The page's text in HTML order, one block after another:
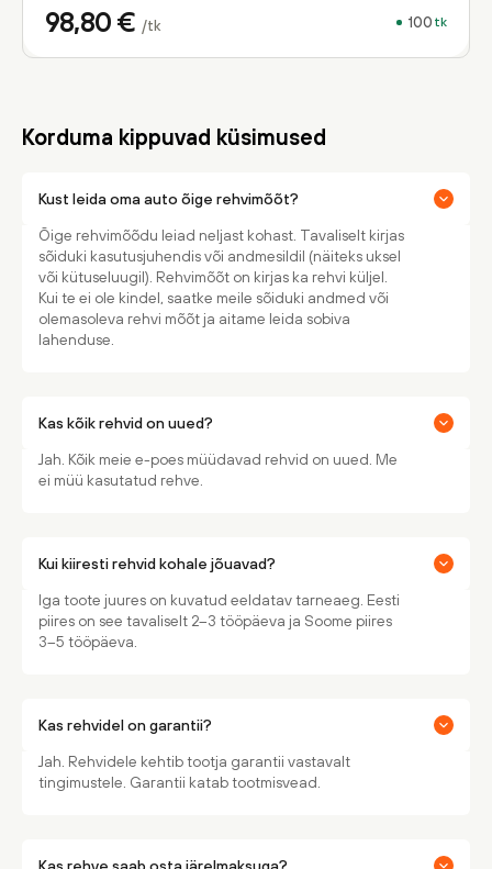
98,80 € /tk 100 tk
Korduma kippuvad küsimused
Kust leida oma auto õige rehvimõõt?
Õige rehvimõõdu leiad neljast kohast. Tavaliselt kirjas
sõiduki kasutusjuhendis või andmesildil (näiteks uksel
või kütuseluugil). Rehvimõõt on kirjas ka rehvi küljel.
Kui te ei ole kindel, saatke meile sõiduki andmed või
olemasoleva rehvi mõõt ja aitame leida sobiva
lahenduse.
Kas kõik rehvid on uued?
Jah. Kõik meie e-poes müüdavad rehvid on uued. Me
ei müü kasutatud rehve.
Kui kiiresti rehvid kohale jõuavad?
Iga toote juures on kuvatud eeldatav tarneaeg. Eesti
piires on see tavaliselt 2–3 tööpäeva ja Soome piires
3–5 tööpäeva.
Kas rehvidel on garantii?
Jah. Rehvidele kehtib tootja garantii vastavalt
tingimustele. Garantii katab tootmisvead.
Kas rehve saab osta järelmaksuga?